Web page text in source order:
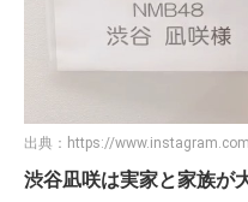
出典： https://www.instagram.com
渋谷凪咲は実家と家族が